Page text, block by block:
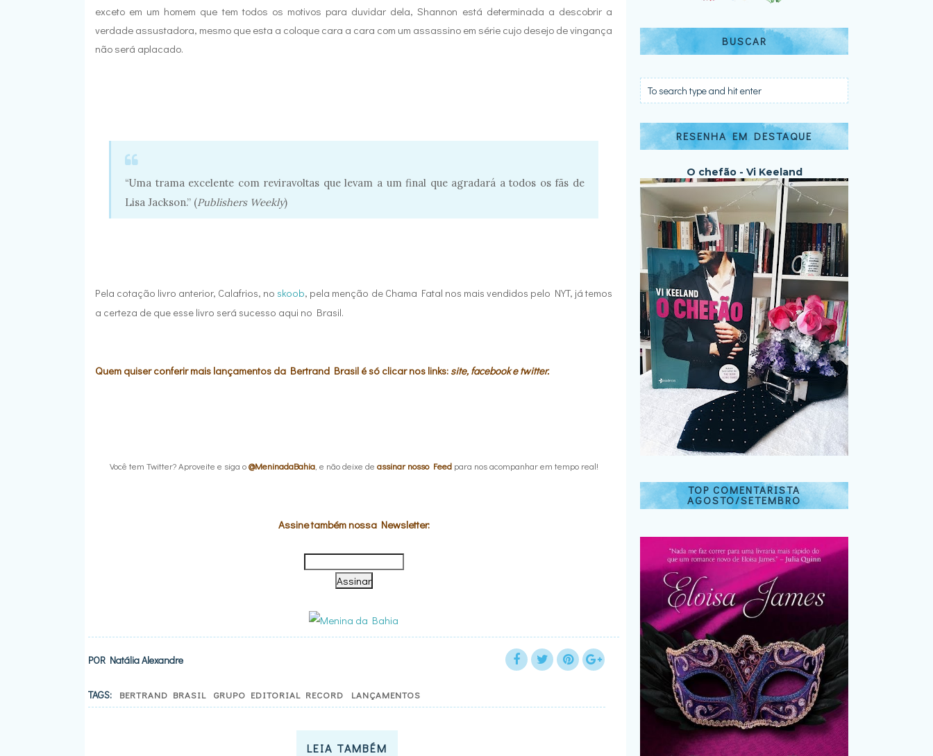
exceto em um homem que tem todos os motivos para duvidar dela, Shannon está determinada a descobrir a
verdade assustadora, mesmo que esta a coloque cara a cara com um assassino em série cujo desejo de vingança
não será aplacado.
“Uma trama excelente com reviravoltas que levam a um final que agradará a todos os fãs de
Lisa Jackson.” (Publishers Weekly)
Pela cotação livro anterior, Calafrios, no skoob, pela menção de Chama Fatal nos mais vendidos pelo NYT, já temos
a certeza de que esse livro será sucesso aqui no Brasil.
Quem quiser conferir mais lançamentos da Bertrand Brasil é só clicar nos links:site, facebooketwitter.
Você tem Twitter? Aproveite e siga o@MeninadaBahia, e não deixe de assinar nosso Feedpara nos acompanhar em tempo real!
Assine também nossa Newsletter:
POR Natália Alexandre
TAGS: BERTRAND BRASIL GRUPO EDITORIAL RECORD LANÇAMENTOS
LEIA TAMBÉM
BUSCAR
RESENHA EM DESTAQUE
O chefão - Vi Keeland
TOP COMENTARISTA
AGOSTO/SETEMBRO